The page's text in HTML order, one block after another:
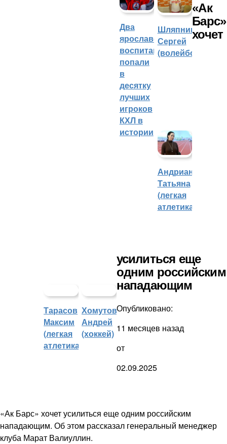
Два
ярославских
воспитанника
попали
в
десятку
лучших
игроков
КХЛ в
истории
Шляпников
Сергей
(волейбол)
Андрианова
Татьяна
(легкая
атлетика)
Тарасов
Максим
(легкая
атлетика)
Хомутов
Андрей
(хоккей)
«Ак
Барс»
хочет
усилиться еще
одним российским
нападающим
Опубликовано:
11 месяцев назад
от
02.09.2025
«Ак Барс» хочет усилиться еще одним российским
нападающим. Об этом рассказал генеральный менеджер
клуба Марат Валиуллин.